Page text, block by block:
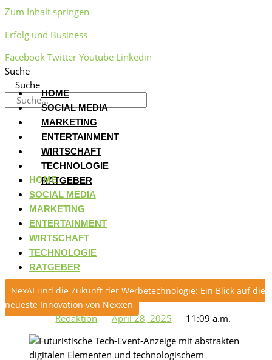
Zum Inhalt springen
Erfolg und Business
Facebook Twitter Youtube Linkedin
Suche
Suche
HOME
SOCIAL MEDIA
MARKETING
ENTERTAINMENT
WIRTSCHAFT
TECHNOLOGIE
RATGEBER
HOME
SOCIAL MEDIA
MARKETING
ENTERTAINMENT
WIRTSCHAFT
TECHNOLOGIE
RATGEBER
NexAI und die Zukunft der Werbetechnologie: Ein Blick auf die
neueste Innovation von Nexxen
Redaktion April 28, 2025 11:09 a.m.